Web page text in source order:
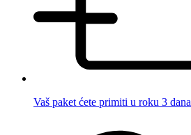
Vaš paket ćete primiti u roku 3 dana